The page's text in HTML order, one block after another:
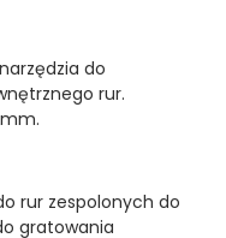
do
rur.
rur zespolonych do
gratowania